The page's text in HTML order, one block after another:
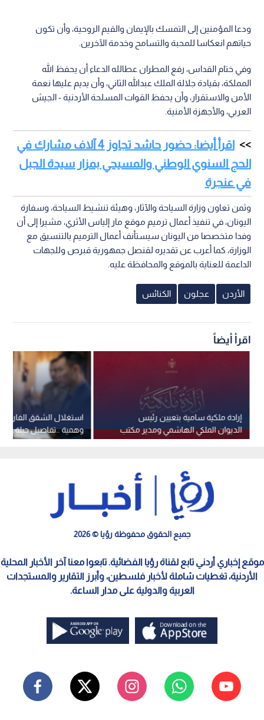
ودعا المؤمنين إلى التمسك بالإيمان والقيم الروحية، وأن تكون
حياتهم انعكاسا للمحبة والتسامح وخدمة الآخرين.
وفي ختام القداس، رفع المطران عطالله الدعاء أن يحفظ الله
المملكة، بقيادة جلالة الملك عبدالله الثاني، وأن يديم عليها نعمة
الأمن والاستقرار، وأن يحفظ القوات المسلحة الأردنية - الجيش
العربي، والأجهزة الأمنية.
اقرأ أيضا: حضور حاشد تجاوز 4 آلاف مشارك في
الحج السنوي الوطني والمسيحي بمزار سيدة الجبل
في عنجرة
وثمن تعاون وزارة السياحة والآثار، وهيئة تنشيط السياحة، وسفارة
اليونان، في تنفيذ أعمال ترميم موقع مار إلياس الأثري، مشيرا إلى أن
وفدا متخصصا من اليونان سيستأنف أعمال الترميم بالتنسيق مع
الوزارة، كما أعرب عن تقديره لقنصل جمهورية قبرص وللجهات
الداعمة للعناية بالموقع والمحافظة عليه.
الأردن عجلون الكنائس
اقرأ أيضاً
استغلال الشقق الفارغة
وهمية ..تفاصيل حيلة
في عمان
إرادة ملكية سامية بتعيين رئيس
الديوان الملكي الهاشمي ومدير مكتب
جلالة الملك عضوين في مجلس الأمن
جميع الحقوق محفوظة رؤيا © 2026
موقع إخباري أردني تابع لقناة رؤيا الفضائية. تابعوا معنا آخر الأخبار المحلية
الأردنية، تغطيات شاملة لأخبار فلسطين، وأبرز التقارير والمستجدات
العربية والدولية على مدار الساعة.